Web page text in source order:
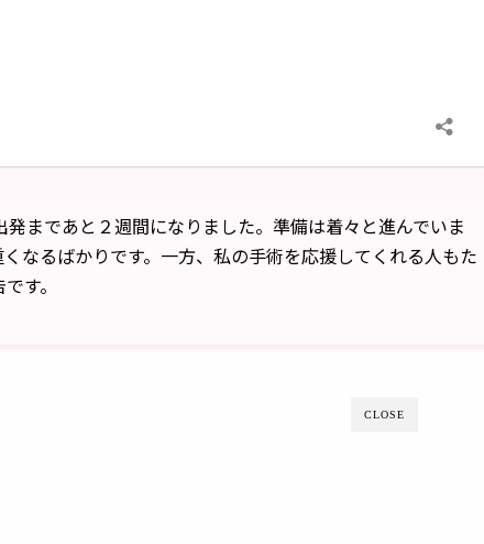
まであと２週間になりました。準備は着々と進んでいま
なるばかりです。一方、私の手術を応援してくれる人もた
す。
CLOSE